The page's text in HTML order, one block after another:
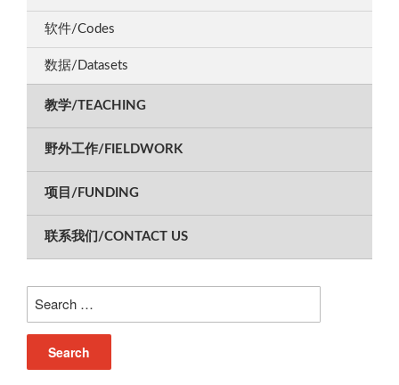
软件/Codes
数据/Datasets
教学/TEACHING
野外工作/FIELDWORK
项目/FUNDING
联系我们/CONTACT US